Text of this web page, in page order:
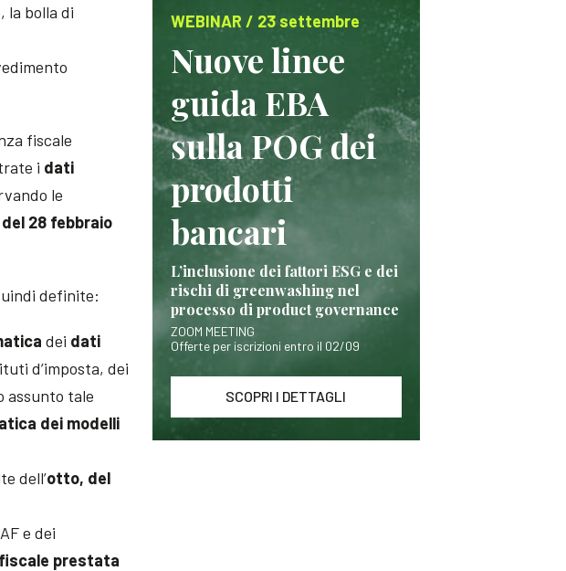
la bolla di
fiscale
i dati
le
28 febbraio
definite:
dei dati
d’imposta, dei
assunto tale
dei modelli
dell’otto, del
e dei
prestata
WEBINAR / 23 settembre
Nuove linee
guida EBA
sulla POG dei
prodotti
bancari
L’inclusione dei fattori ESG e dei
rischi di greenwashing nel
processo di product governance
ZOOM MEETING
Offerte per iscrizioni entro il 02/09
SCOPRI I DETTAGLI